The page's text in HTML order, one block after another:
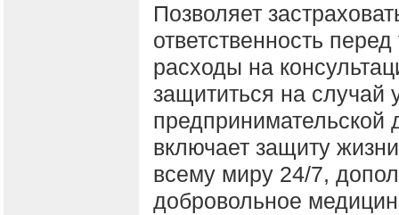
Позволяет
ответственность
расходы на
защититься на случай
предпринимательской
включает защиту
всему миру 24/7,
добровольное